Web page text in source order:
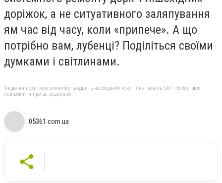
доріжок, а не ситуативного заляпування
ям час від часу, коли «припече». А що
потрібно вам, лубенці? Поділіться своїми
думками і світлинами.
Якщо ви помітили помилку, виділіть необхідний текст і натисніть Ctrl + Enter, щоб
повідомити про це редакцію
05361.com.ua